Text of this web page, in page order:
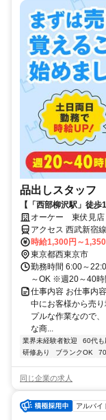
品出しスタッフ
【「西部柳沢駅」徒
からスタート！
オーケー 東伏見店
アクセス 西武新宿
口徒歩約13分、西
部柳沢駅」より徒歩
時給1,300円～
東京都西東京市
勤務時間 6:00～
～OK ※週20～40
仕事内容 お仕事内
中にお客様から売
プルな作業なので
な商...
業界未経験者歓迎 60代も
研修あり
ブランクOK
同じ企業の求人
アルバイ